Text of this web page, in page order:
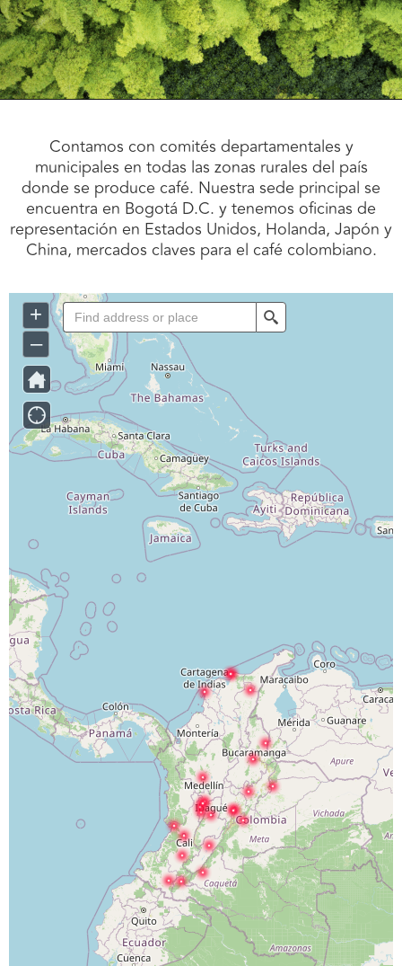
Contamos con comités departamentales y
municipales en todas las zonas rurales del país
donde se produce café. Nuestra sede principal se
encuentra en Bogotá D.C. y tenemos oficinas de
representación en Estados Unidos, Holanda, Japón y
China, mercados claves para el café colombiano.